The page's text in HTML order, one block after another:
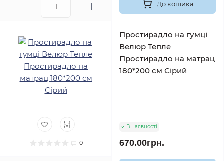
До кошика
0
Простирадло на гумці
Велюр Тепле
Простирадло на матрац
180*200 см Сірий
В наявності
670.00грн.